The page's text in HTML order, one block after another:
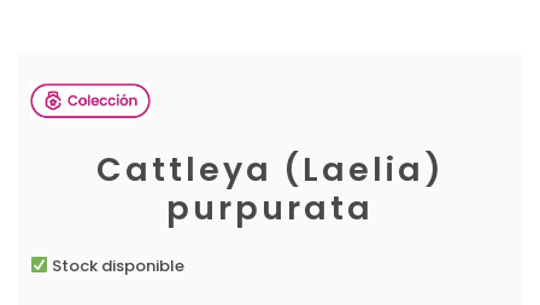
Cattleya (Laelia)
purpurata
Stock disponible